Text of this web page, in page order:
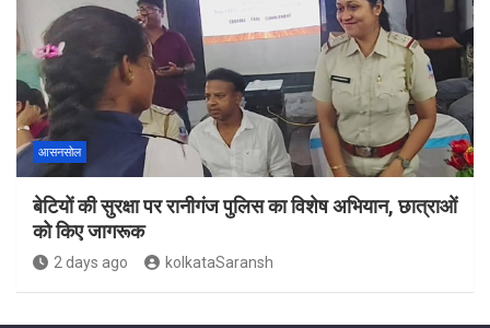
आसनसोल
बेटियों की सुरक्षा पर रानीगंज पुलिस का विशेष अभियान, छात्राओं
को किए जागरूक
2 days ago kolkataSaransh